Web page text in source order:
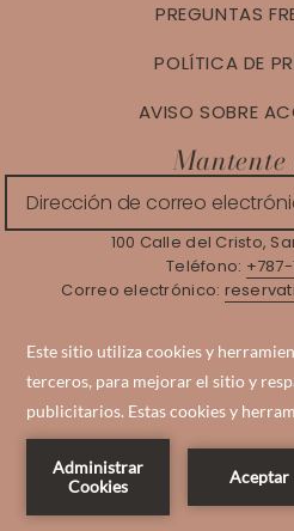
Reserva
PREGUNTAS
POLÍTICA DE
AVISO SOBRE
100 Calle del Cristo,
Teléfono:
Correo electrónico:
Gestionar